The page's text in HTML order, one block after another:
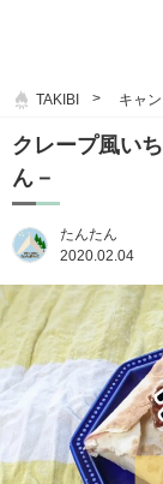
TAKIBI キャ
クレープ風い
ん－
たんたん
2020.02.04